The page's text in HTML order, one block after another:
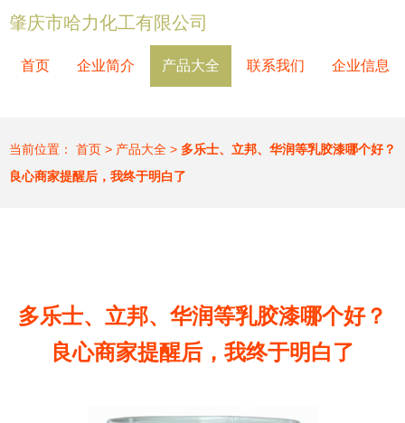
肇庆市哈力化工有限公司
首页 企业简介 产品大全 联系我们 企业信息
当前位置： 首页 > 产品大全 > 多乐士、立邦、华润等乳胶漆哪个好？
良心商家提醒后，我终于明白了
多乐士、立邦、华润等乳胶漆哪个好？
良心商家提醒后，我终于明白了